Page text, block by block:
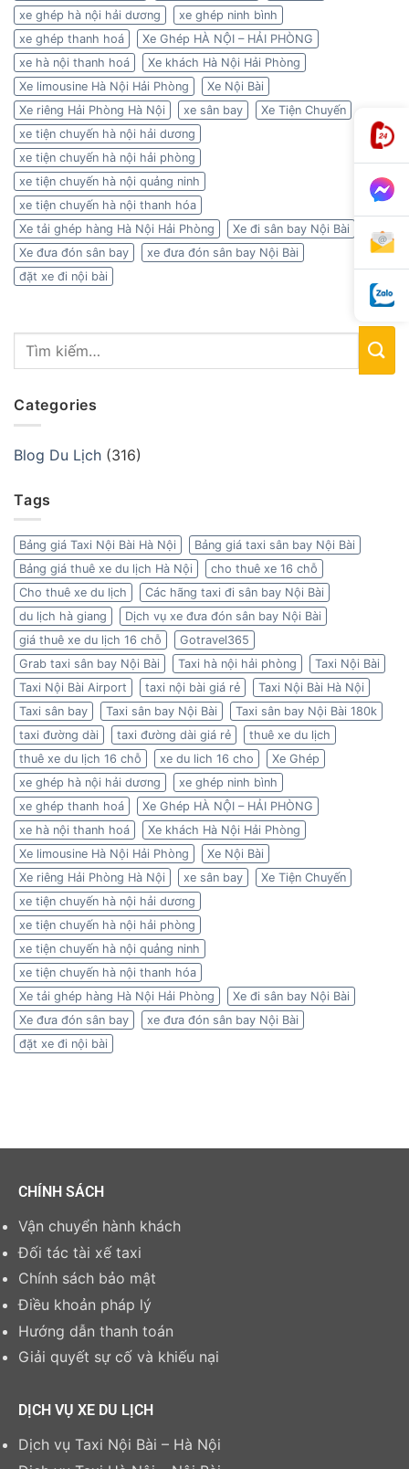
xe ghép hà nội hải dương
xe ghép ninh bình
xe ghép thanh hoá
Xe Ghép HÀ NỘI – HẢI PHÒNG
xe hà nội thanh hoá
Xe khách Hà Nội Hải Phòng
Xe limousine Hà Nội Hải Phòng
Xe Nội Bài
Xe riêng Hải Phòng Hà Nội
xe sân bay
Xe Tiện Chuyến
xe tiện chuyến hà nội hải dương
xe tiện chuyến hà nội hải phòng
xe tiện chuyến hà nội quảng ninh
xe tiện chuyến hà nội thanh hóa
Xe tải ghép hàng Hà Nội Hải Phòng
Xe đi sân bay Nội Bài
Xe đưa đón sân bay
xe đưa đón sân bay Nội Bài
đặt xe đi nội bài
Categories
Blog Du Lịch (316)
Tags
Bảng giá Taxi Nội Bài Hà Nội
Bảng giá taxi sân bay Nội Bài
Bảng giá thuê xe du lịch Hà Nội
cho thuê xe 16 chỗ
Cho thuê xe du lịch
Các hãng taxi đi sân bay Nội Bài
du lịch hà giang
Dịch vụ xe đưa đón sân bay Nội Bài
giá thuê xe du lịch 16 chỗ
Gotravel365
Grab taxi sân bay Nội Bài
Taxi hà nội hải phòng
Taxi Nội Bài
Taxi Nội Bài Airport
taxi nội bài giá rẻ
Taxi Nội Bài Hà Nội
Taxi sân bay
Taxi sân bay Nội Bài
Taxi sân bay Nội Bài 180k
taxi đường dài
taxi đường dài giá rẻ
thuê xe du lịch
thuê xe du lịch 16 chỗ
xe du lich 16 cho
Xe Ghép
xe ghép hà nội hải dương
xe ghép ninh bình
xe ghép thanh hoá
Xe Ghép HÀ NỘI – HẢI PHÒNG
xe hà nội thanh hoá
Xe khách Hà Nội Hải Phòng
Xe limousine Hà Nội Hải Phòng
Xe Nội Bài
Xe riêng Hải Phòng Hà Nội
xe sân bay
Xe Tiện Chuyến
xe tiện chuyến hà nội hải dương
xe tiện chuyến hà nội hải phòng
xe tiện chuyến hà nội quảng ninh
xe tiện chuyến hà nội thanh hóa
Xe tải ghép hàng Hà Nội Hải Phòng
Xe đi sân bay Nội Bài
Xe đưa đón sân bay
xe đưa đón sân bay Nội Bài
đặt xe đi nội bài
CHÍNH SÁCH
Vận chuyển hành khách
Đối tác tài xế taxi
Chính sách bảo mật
Điều khoản pháp lý
Hướng dẫn thanh toán
Giải quyết sự cố và khiếu nại
DỊCH VỤ XE DU LỊCH
Dịch vụ Taxi Nội Bài – Hà Nội